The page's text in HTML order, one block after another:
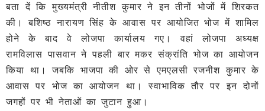
बता दें कि मुख्यमंत्री नीतीश कुमार ने इन तीनों भोजों में शिरकत
की। बशिष्ठ नारायण सिंह के आवास पर आयोजित भोज में शामिल
होने के बाद वे लोजपा कार्यालय गए। वहां लोजपा अध्यक्ष
रामविलास पासवान ने पहली बार मकर संक्रांति भोज का आयोजन
किया था। जबकि भाजपा की ओर से एमएलसी रजनीश कुमार के
आवास पर भोज का आयोजन था। स्वाभाविक तौर पर इन दोनों
जगहों पर भी नेताओं का जुटान हुआ।